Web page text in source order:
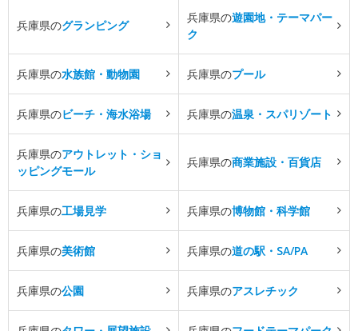
兵庫県のグランピング
兵庫県の遊園地・テーマパー
ク
兵庫県の水族館・動物園 兵庫県のプール
兵庫県のビーチ・海水浴場 兵庫県の温泉・スパリゾート
兵庫県のアウトレット・ショ
ッピングモール
兵庫県の商業施設・百貨店
兵庫県の工場見学 兵庫県の博物館・科学館
兵庫県の美術館 兵庫県の道の駅・SA/PA
兵庫県の公園 兵庫県のアスレチック